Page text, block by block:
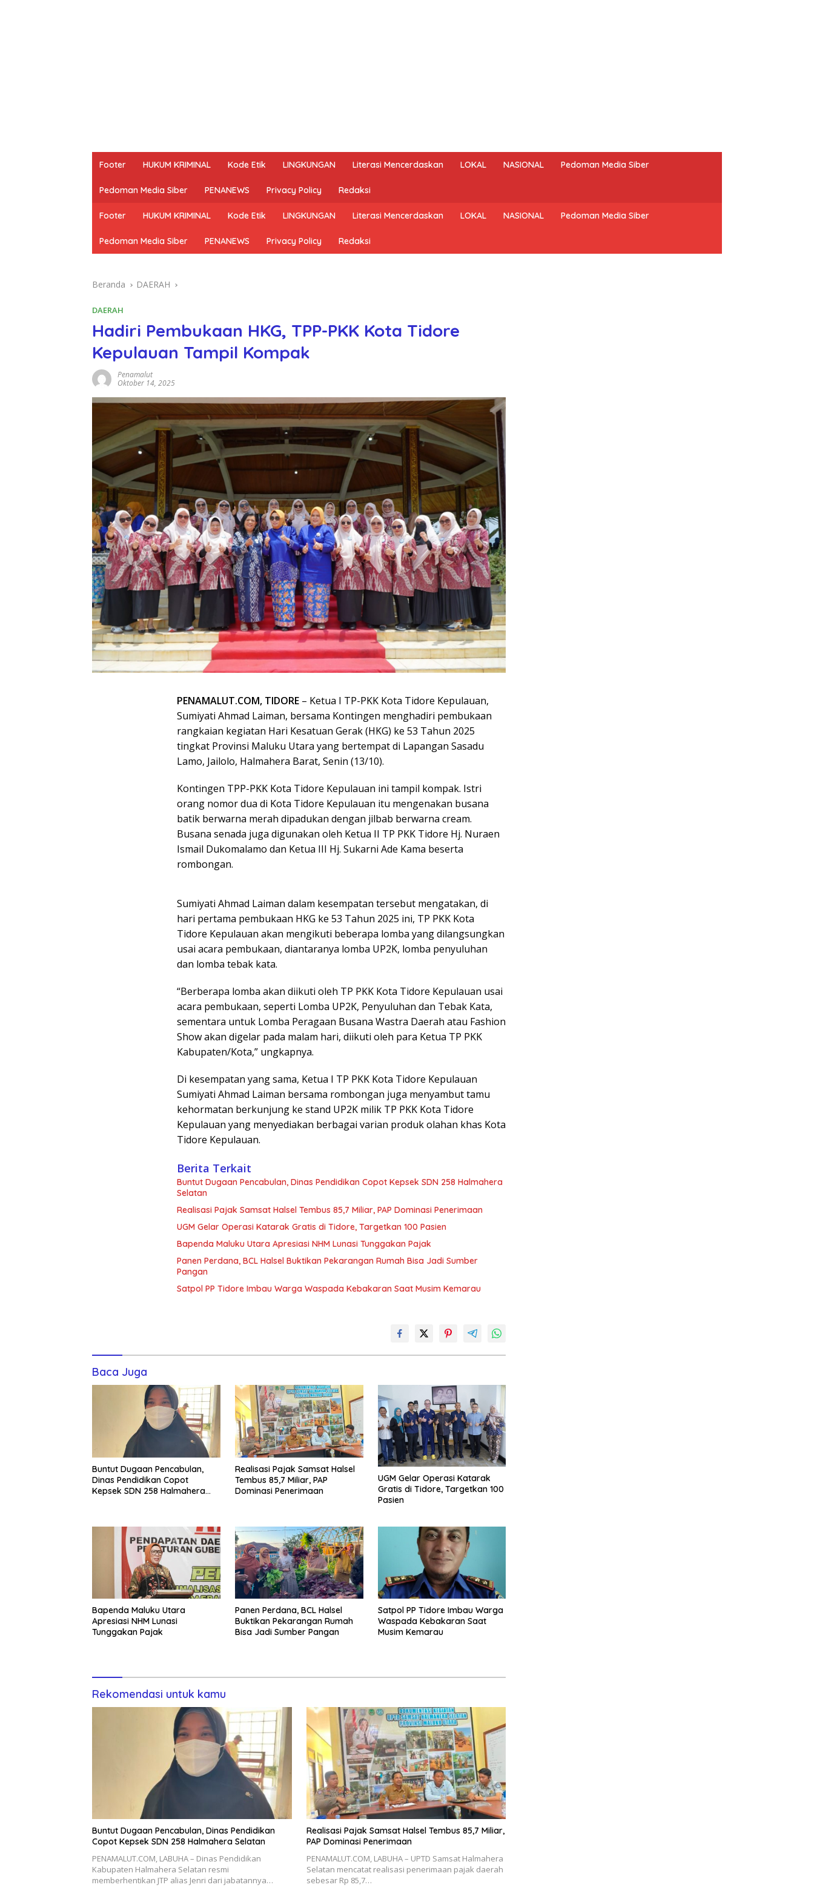
Footer HUKUM KRIMINAL Kode Etik LINGKUNGAN Literasi Mencerdaskan LOKAL NASIONAL Pedoman Media Siber
Pedoman Media Siber PENANEWS Privacy Policy Redaksi
Footer HUKUM KRIMINAL Kode Etik LINGKUNGAN Literasi Mencerdaskan LOKAL NASIONAL Pedoman Media Siber
Pedoman Media Siber PENANEWS Privacy Policy Redaksi
Beranda DAERAH
DAERAH
Hadiri Pembukaan HKG, TPP-PKK Kota Tidore
Kepulauan Tampil Kompak
Penamalut
Oktober 14, 2025
PENAMALUT.COM, TIDORE – Ketua I TP-PKK Kota Tidore Kepulauan,
Sumiyati Ahmad Laiman, bersama Kontingen menghadiri pembukaan
rangkaian kegiatan Hari Kesatuan Gerak (HKG) ke 53 Tahun 2025
tingkat Provinsi Maluku Utara yang bertempat di Lapangan Sasadu
Lamo, Jailolo, Halmahera Barat, Senin (13/10).
Kontingen TPP-PKK Kota Tidore Kepulauan ini tampil kompak. Istri
orang nomor dua di Kota Tidore Kepulauan itu mengenakan busana
batik berwarna merah dipadukan dengan jilbab berwarna cream.
Busana senada juga digunakan oleh Ketua II TP PKK Tidore Hj. Nuraen
Ismail Dukomalamo dan Ketua III Hj. Sukarni Ade Kama beserta
rombongan.
Sumiyati Ahmad Laiman dalam kesempatan tersebut mengatakan, di
hari pertama pembukaan HKG ke 53 Tahun 2025 ini, TP PKK Kota
Tidore Kepulauan akan mengikuti beberapa lomba yang dilangsungkan
usai acara pembukaan, diantaranya lomba UP2K, lomba penyuluhan
dan lomba tebak kata.
“Berberapa lomba akan diikuti oleh TP PKK Kota Tidore Kepulauan usai
acara pembukaan, seperti Lomba UP2K, Penyuluhan dan Tebak Kata,
sementara untuk Lomba Peragaan Busana Wastra Daerah atau Fashion
Show akan digelar pada malam hari, diikuti oleh para Ketua TP PKK
Kabupaten/Kota,” ungkapnya.
Di kesempatan yang sama, Ketua I TP PKK Kota Tidore Kepulauan
Sumiyati Ahmad Laiman bersama rombongan juga menyambut tamu
kehormatan berkunjung ke stand UP2K milik TP PKK Kota Tidore
Kepulauan yang menyediakan berbagai varian produk olahan khas Kota
Tidore Kepulauan.
Berita Terkait
Buntut Dugaan Pencabulan, Dinas Pendidikan Copot Kepsek SDN 258 Halmahera
Selatan
Realisasi Pajak Samsat Halsel Tembus 85,7 Miliar, PAP Dominasi Penerimaan
UGM Gelar Operasi Katarak Gratis di Tidore, Targetkan 100 Pasien
Bapenda Maluku Utara Apresiasi NHM Lunasi Tunggakan Pajak
Panen Perdana, BCL Halsel Buktikan Pekarangan Rumah Bisa Jadi Sumber
Pangan
Satpol PP Tidore Imbau Warga Waspada Kebakaran Saat Musim Kemarau
Baca Juga
Buntut Dugaan Pencabulan,
Dinas Pendidikan Copot
Kepsek SDN 258 Halmahera
Realisasi Pajak Samsat Halsel
Tembus 85,7 Miliar, PAP
Dominasi Penerimaan
UGM Gelar Operasi Katarak
Gratis di Tidore, Targetkan 100
Pasien
Bapenda Maluku Utara
Apresiasi NHM Lunasi
Tunggakan Pajak
Panen Perdana, BCL Halsel
Buktikan Pekarangan Rumah
Bisa Jadi Sumber Pangan
Satpol PP Tidore Imbau Warga
Waspada Kebakaran Saat
Musim Kemarau
Rekomendasi untuk kamu
Buntut Dugaan Pencabulan, Dinas Pendidikan
Copot Kepsek SDN 258 Halmahera Selatan
PENAMALUT.COM, LABUHA – Dinas Pendidikan
Kabupaten Halmahera Selatan resmi
memberhentikan JTP alias Jenri dari jabatannya…
Realisasi Pajak Samsat Halsel Tembus 85,7 Miliar,
PAP Dominasi Penerimaan
PENAMALUT.COM, LABUHA – UPTD Samsat Halmahera
Selatan mencatat realisasi penerimaan pajak daerah
sebesar Rp 85,7…